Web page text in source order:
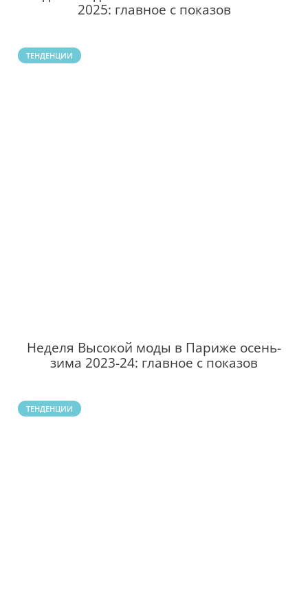
2025: главное с показов
ТЕНДЕНЦИИ
Неделя Высокой моды в Париже осень-
зима 2023-24: главное с показов
ТЕНДЕНЦИИ